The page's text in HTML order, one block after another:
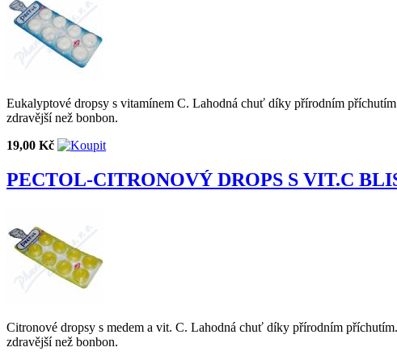
Eukalyptové dropsy s vitamínem C. Lahodná chuť díky přírodním
zdravější než bonbon.
19,00 Kč
PECTOL-CITRONOVÝ DROPS S VIT.C
Citronové dropsy s medem a vit. C. Lahodná chuť díky přírodním
zdravější než bonbon.